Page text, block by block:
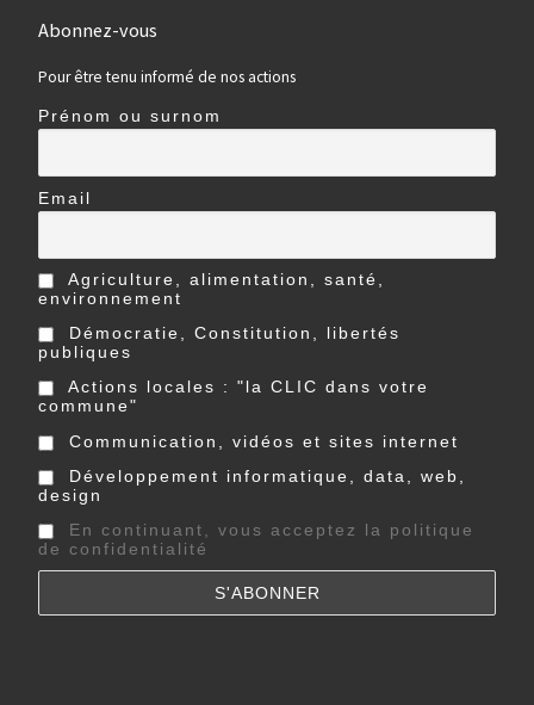
Abonnez-vous
Pour être tenu informé de nos actions
Prénom ou surnom
Email
Agriculture, alimentation, santé,
environnement
Démocratie, Constitution, libertés
publiques
Actions locales : "la CLIC dans votre
commune"
Communication, vidéos et sites internet
Développement informatique, data, web,
design
En continuant, vous acceptez la politique
de confidentialité